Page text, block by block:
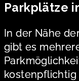
Parkplätze
In der Nähe
gibt es
kostenpflichtig